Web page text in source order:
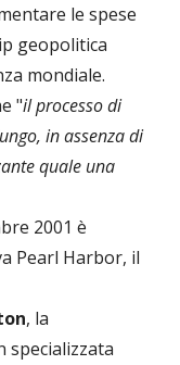
le spese
geopolitica
mondiale.
"il processo di
in assenza di
quale una
2001 è
Pearl Harbor, il
, la
specializzata